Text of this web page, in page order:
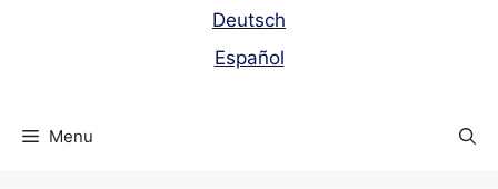
Deutsch
Español
Menu